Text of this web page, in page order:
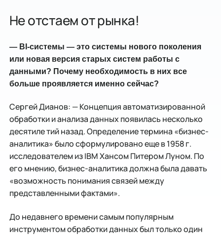
Не отстаем от рынка!
— BI-системы — это системы нового поколения
или новая версия старых систем работы с
данными? Почему необходимость в них все
больше проявляется именно сейчас?
Сергей Дианов: — Концепция автоматизированной
обработки и анализа данных появилась несколько
десятиле тий назад. Определение термина «бизнес-
аналитика» было сформулировано еще в 1958 г.
исследователем из IBM Хансом Питером Луном. По
его мнению, бизнес-аналитика должна была давать
«возможность понимания связей между
представленными фактами».
До недавнего времени самым популярным
инструментом обработки данных был только один